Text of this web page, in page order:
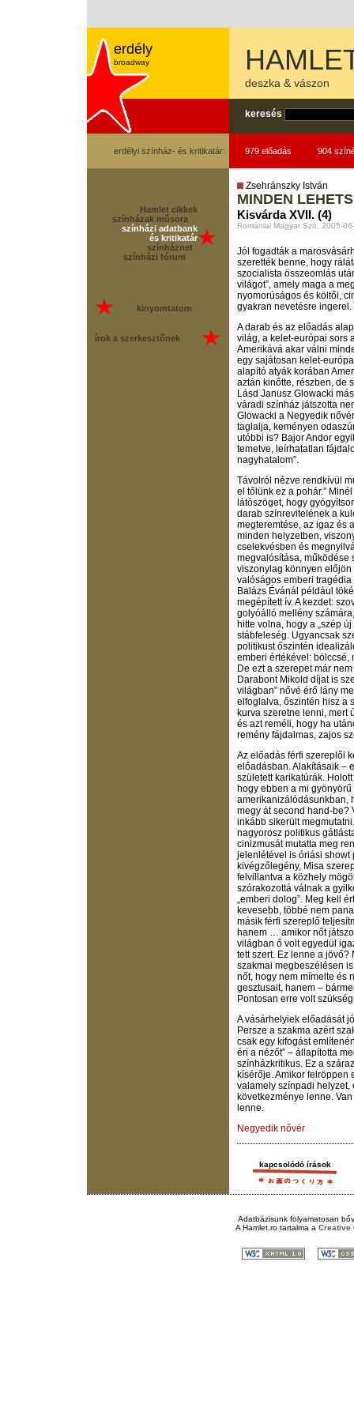
erdély
broadway
deszka & vászon
keresés
erdélyi színház- és kritikatár: 979 előadás 904
Zsehránszky István
MINDEN
Kisvárda XVII. (4)
Romániai Magyar Szó, 2005-
Jól fogadták a
szerették benne, hogy
szocialista összeomlás
világot”, amely maga a
nyomorúságos és költői,
gyakran nevetésre
A darab és az előadás
világ, a kelet-európai sors
Amerikává akar válni
egy sajátosan kelet-
alapító atyák korában
aztán kinőtte, részben, de
Lásd Janusz Glowacki
váradi színház játszotta
Glowacki a Negyedik
taglalja, keményen
utóbbi is? Bajor Andor
temetve, leírhatatlan
nagyhatalom”.
Távolról nézve rendkívül
el tőlünk ez a pohár.”
látószöget, hogy
darab színrevitelének a
megteremtése, az igaz és
minden helyzetben,
cselekvésben és
megvalósítása, működése
viszonylag könnyen
valóságos emberi
Balázs Évánál például
megépített ív. A kezdet:
golyóálló mellény
hitte volna, hogy a „szép
stábfeleség. Ugyancsak
politikust őszintén
emberi értékével: bölccsé,
De ezt a szerepet már
Darabont Mikold díjat is
világban” nővé érő lány
elfoglalva, őszintén hisz a
kurva szeretne lenni, mert
és azt reméli, hogy ha
remény fájdalmas, zajos
Az előadás férfi szereplői
előadásban. Alakításaik –
született karikatúrák.
hogy ebben a mi
amerikanizálódásunkban,
megy át second hand-be?
inkább sikerült
nagyorosz politikus
cinizmusát mutatta meg
jelenlétével is óriási showt
kivégzőlegény, Misa
felvillantva a közhely
szórakozottá válnak a
„emberi dolog”. Meg kell
kevesebb, többé nem
másik férfi szereplő
hanem … amikor nőt
világban ő volt egyedül
tett szert. Ez lenne a
szakmai megbeszélésen
nőt, hogy nem mímelte és
gesztusait, hanem –
Pontosan erre volt
A vásárhelyiek előadását
Persze a szakma azért
csak egy kifogást
éri a nézőt” – állapította
színházkritikus. Ez a
kísérője. Amikor felröppen
valamely színpadi helyzet,
következménye lenne.
lenne.
Negyedik nővér
kapcsolódó írások
Hamlet cikkek
színházak műsora
színházi adatbank
és kritikatár
színháznet
színházi fórum
kinyomtatom
írok a szerkesztőnek
Adatbázisunk folyamatosan
A Hamlet.ro tartalma a Creative